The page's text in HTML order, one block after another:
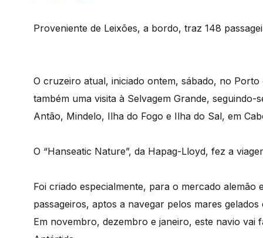
Proveniente de Leixões, a bordo, traz 148
O cruzeiro atual, iniciado ontem, sábado, no
também uma visita à Selvagem Grande, seguindo-
Antão, Mindelo, Ilha do Fogo e Ilha do Sal, em
O “Hanseatic Nature”, da Hapag-Lloyd, fez a
Foi criado especialmente, para o mercado alemão
passageiros, aptos a navegar pelos mares
Em novembro, dezembro e janeiro, este navio vai